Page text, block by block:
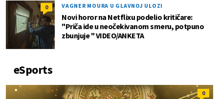
0 VAGNER MOURA U GLAVNOJ ULOZI
Novi horor na Netflixu podelio kritičare:
"Priča ide u neočekivanom smeru, potpuno
zbunjuje " VIDEO/ANKETA
eSports
0